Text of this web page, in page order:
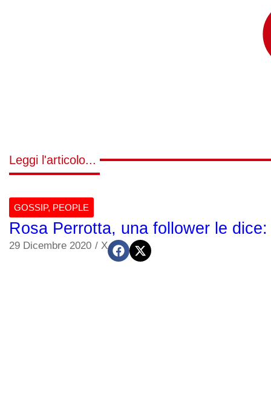
Leggi l'articolo...
GOSSIP, PEOPLE
Rosa Perrotta, una follower le
29 Dicembre 2020 / X